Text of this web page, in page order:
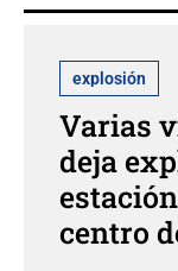
explosión
Varias
deja
centro